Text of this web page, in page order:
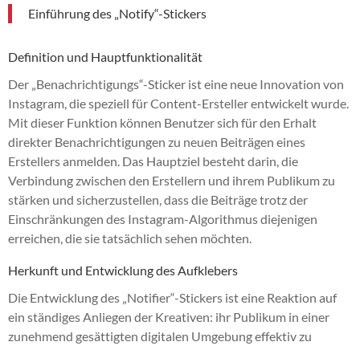
Einführung des „Notify“-Stickers
Definition und Hauptfunktionalität
Der „Benachrichtigungs“-Sticker ist eine neue Innovation von
Instagram, die speziell für Content-Ersteller entwickelt wurde.
Mit dieser Funktion können Benutzer sich für den Erhalt
direkter Benachrichtigungen zu neuen Beiträgen eines
Erstellers anmelden. Das Hauptziel besteht darin, die
Verbindung zwischen den Erstellern und ihrem Publikum zu
stärken und sicherzustellen, dass die Beiträge trotz der
Einschränkungen des Instagram-Algorithmus diejenigen
erreichen, die sie tatsächlich sehen möchten.
Herkunft und Entwicklung des Aufklebers
Die Entwicklung des „Notifier“-Stickers ist eine Reaktion auf
ein ständiges Anliegen der Kreativen: ihr Publikum in einer
zunehmend gesättigten digitalen Umgebung effektiv zu